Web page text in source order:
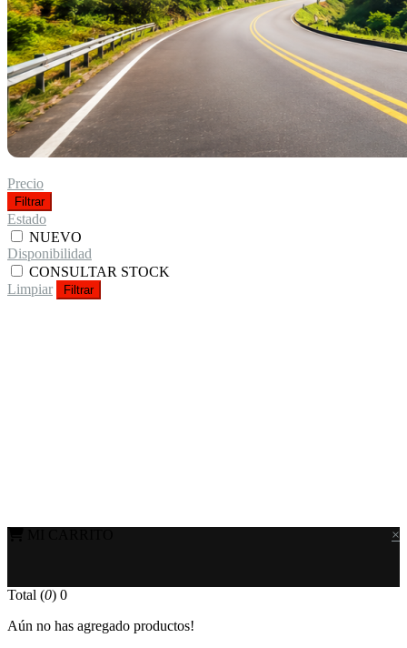
Precio
Filtrar
Estado
NUEVO
Disponibilidad
CONSULTAR STOCK
Limpiar
Filtrar
×
Total (0) 0
Aún no has agregado productos!